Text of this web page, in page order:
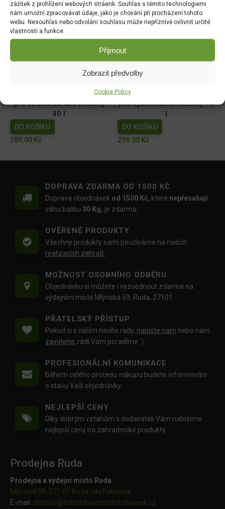
zážitek z prohlížení webových stráenk. Souhlas s těmito technologiemi
nám umožní zpracovávat údaje, jako je chování při procházení tohoto
webu. Nesouhlas nebo odvolání souhlasu může nepříznivě ovlivnit určité
vlastnosti a funkce.
Přijmout
Zobrazit předvolby
Cookie Policy
129.00Kč
Forestina Hoštický
substrát pro muškáty 20l
109.00Kč
Floria PREMIUM Substrát
DO KOŠÍKU
149.00Kč
FLORIA PREMIUM Substrát
pro středomořské rostliny
40 l
DO KOŠÍKU
289.00 Kč
FLORIA PREMIUM Substrát
pro kyselomilné rostliny 40
l
DO KOŠÍKU
299.00 Kč
DOPRAVA ZDARMA OD 1500 KČ
Doprava objednávek od 1500 Kč, které nepřesahují
váhu balíku 30 Kg, je zdarma.
OVĚŘENÉ PRODUKTY
Všechny produkty sami používáme na našich
realizacích zahrad.
MOŽNOST OSOBNÍHO ODBĚRU
Objednávku si můžete i vyzvednout zdarma na
výdejním místě Mlýnská 59, Ruda, 27101
PŘÁTELSKÝ PŘÍSTUP
Pokud si s něčím nevíte rady, napište nám nebo nám
zavolejte, rádi Vám poradíme :)
PROFESIONÁLNÍ KOMUNIKACE
Během celého procesu nákupu budete informováni
o stavu Vaší objednávky.
NEJLEPŠÍ CENY
Díky dobrým vztahům s dodavateli Vám nabízíme
nejlepší ceny na zahradnické produkty.
Prodejna Ruda
Prodejna a výdejní místo Ruda
Mlýnská 59, 271 01 Ruda, okr.Rakovník
E-mail: obchod@zahradnicentrumbelousek.cz